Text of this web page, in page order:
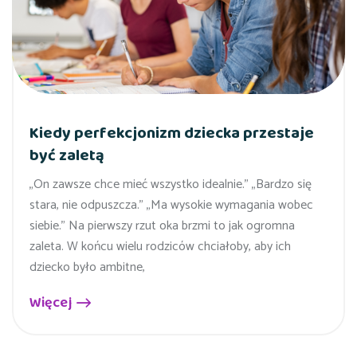
Kiedy perfekcjonizm dziecka przestaje
być zaletą
„On zawsze chce mieć wszystko idealnie.” „Bardzo się
stara, nie odpuszcza.” „Ma wysokie wymagania wobec
siebie.” Na pierwszy rzut oka brzmi to jak ogromna
zaleta. W końcu wielu rodziców chciałoby, aby ich
dziecko było ambitne,
Więcej